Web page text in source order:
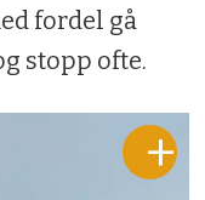
fordel gå
stopp ofte.